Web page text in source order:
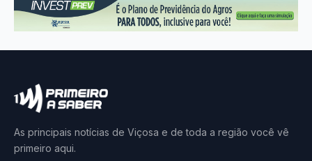
As principais notícias de Viçosa e de toda a região você vê
primeiro aqui.